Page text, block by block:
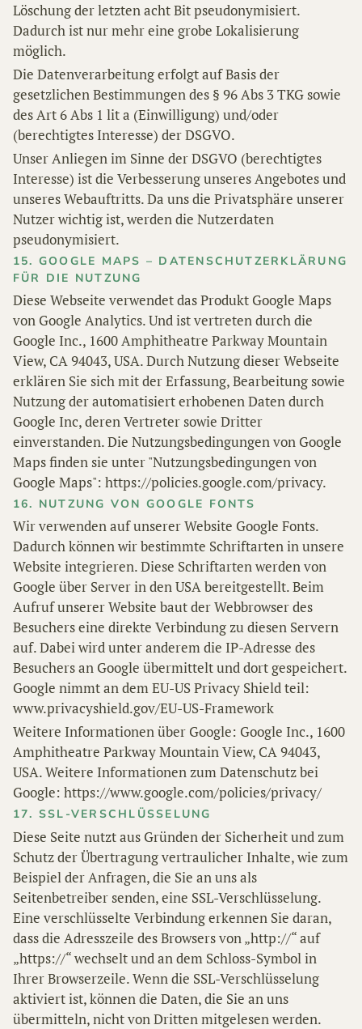
Löschung der letzten acht Bit pseudonymisiert.
Dadurch ist nur mehr eine grobe Lokalisierung
möglich.
Die Datenverarbeitung erfolgt auf Basis der
gesetzlichen Bestimmungen des § 96 Abs 3 TKG sowie
des Art 6 Abs 1 lit a (Einwilligung) und/oder
(berechtigtes Interesse) der DSGVO.
Unser Anliegen im Sinne der DSGVO (berechtigtes
Interesse) ist die Verbesserung unseres Angebotes und
unseres Webauftritts. Da uns die Privatsphäre unserer
Nutzer wichtig ist, werden die Nutzerdaten
pseudonymisiert.
15. GOOGLE MAPS – DATENSCHUTZERKLÄRUNG
FÜR DIE NUTZUNG
Diese Webseite verwendet das Produkt Google Maps
von Google Analytics. Und ist vertreten durch die
Google Inc., 1600 Amphitheatre Parkway Mountain
View, CA 94043, USA. Durch Nutzung dieser Webseite
erklären Sie sich mit der Erfassung, Bearbeitung sowie
Nutzung der automatisiert erhobenen Daten durch
Google Inc, deren Vertreter sowie Dritter
einverstanden. Die Nutzungsbedingungen von Google
Maps finden sie unter "Nutzungsbedingungen von
Google Maps": https://policies.google.com/privacy.
16. NUTZUNG VON GOOGLE FONTS
Wir verwenden auf unserer Website Google Fonts.
Dadurch können wir bestimmte Schriftarten in unsere
Website integrieren. Diese Schriftarten werden von
Google über Server in den USA bereitgestellt. Beim
Aufruf unserer Website baut der Webbrowser des
Besuchers eine direkte Verbindung zu diesen Servern
auf. Dabei wird unter anderem die IP-Adresse des
Besuchers an Google übermittelt und dort gespeichert.
Google nimmt an dem EU-US Privacy Shield teil:
www.privacyshield.gov/EU-US-Framework
Weitere Informationen über Google: Google Inc., 1600
Amphitheatre Parkway Mountain View, CA 94043,
USA. Weitere Informationen zum Datenschutz bei
Google: https://www.google.com/policies/privacy/
17. SSL-VERSCHLÜSSELUNG
Diese Seite nutzt aus Gründen der Sicherheit und zum
Schutz der Übertragung vertraulicher Inhalte, wie zum
Beispiel der Anfragen, die Sie an uns als
Seitenbetreiber senden, eine SSL-Verschlüsselung.
Eine verschlüsselte Verbindung erkennen Sie daran,
dass die Adresszeile des Browsers von „http://“ auf
„https://“ wechselt und an dem Schloss-Symbol in
Ihrer Browserzeile. Wenn die SSL-Verschlüsselung
aktiviert ist, können die Daten, die Sie an uns
übermitteln, nicht von Dritten mitgelesen werden.